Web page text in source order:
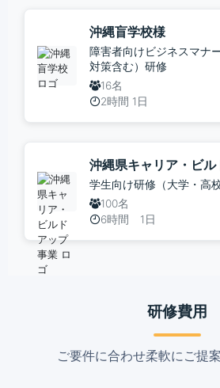
沖縄盲学校様
障害者向けビジネスマナ
対策含む）研修
16名
2時間 1日
沖縄県キャリア・ビ
学生向け研修（大学・高
100名
6時間 1日
研修費用
ご要件に合わせ柔軟にご提